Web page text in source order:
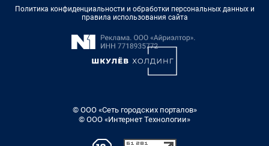
Политика конфиденциальности и обработки персональных данных и
правила использования сайта
© ООО «Сеть городских порталов»
© ООО «Интернет Технологии»